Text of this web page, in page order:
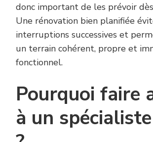
donc important de les prévoir
Une rénovation bien planifiée
interruptions successives et
un terrain cohérent, propre et
fonctionnel.
Pourquoi faire
à un